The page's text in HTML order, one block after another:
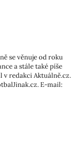
se věnuje od roku
a stále také píše
v redakci Aktuálně.cz.
E-mail: